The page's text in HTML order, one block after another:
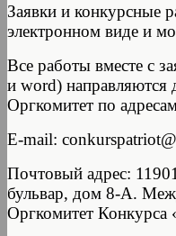
Заявки и конкурсные
электронном виде и
Все работы вместе с
и word) направляются
Оргкомитет по
E-mail:
Почтовый адрес:
бульвар, дом 8-А.
Оргкомитет Конкурса